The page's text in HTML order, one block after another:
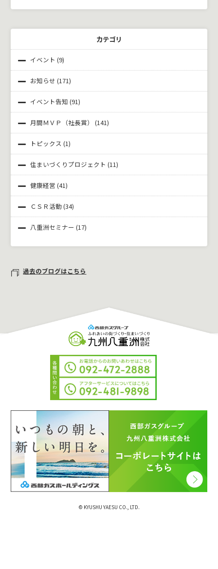
カテゴリ
イベント (9)
お知らせ (171)
イベント告知 (91)
月間ＭＶＰ（社長賞） (141)
トピックス (1)
住まいづくりプロジェクト (11)
健康経営 (41)
ＣＳＲ活動(34)
八重洲セミナー (17)
過去のブログはこちら
© KYUSHU YAESU CO., LTD.